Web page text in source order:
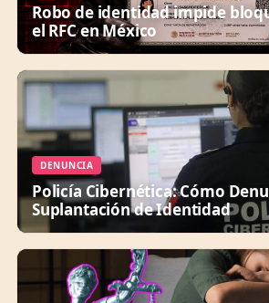
Robo de identidad impide
el RFC en México
DENUNCIA
Policía Cibernética: Cómo
Suplantación de Identidad